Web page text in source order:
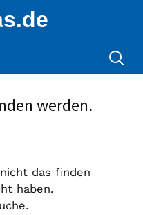
Suche
nach:
werden.
das finden
haben.